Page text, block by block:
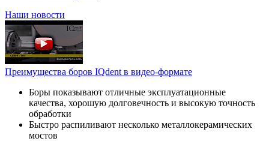
Наши новости
Преимущества боров IQdent в видео-формате
Боры показывают отличные эксплуатационные
качества, хорошую долговечность и высокую точность
обработки
Быстро распиливают несколько металлокерамических
мостов